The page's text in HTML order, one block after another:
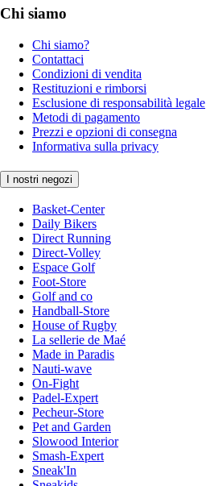
Chi siamo
Chi siamo?
Contattaci
Condizioni di vendita
Restituzioni e rimborsi
Esclusione di responsabilità legale
Metodi di pagamento
Prezzi e opzioni di consegna
Informativa sulla privacy
I nostri negozi
Basket-Center
Daily Bikers
Direct Running
Direct-Volley
Espace Golf
Foot-Store
Golf and co
Handball-Store
House of Rugby
La sellerie de Maé
Made in Paradis
Nauti-wave
On-Fight
Padel-Expert
Pecheur-Store
Pet and Garden
Slowood Interior
Smash-Expert
Sneak'In